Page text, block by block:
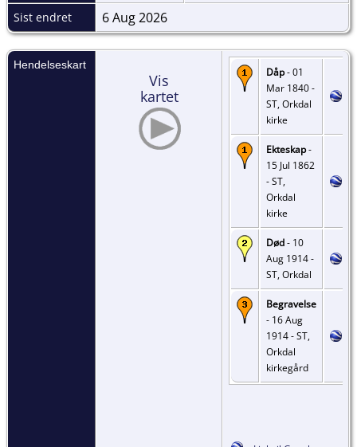
Sist endret 6 Aug 2026
Hendelseskart
Vis
kartet
Dåp- 01
Mar 1840 -
ST, Orkdal
kirke
Ekteskap-
15 Jul 1862
- ST,
Orkdal
kirke
Død- 10
Aug 1914 -
ST, Orkdal
Begravelse
- 16 Aug
1914 - ST,
Orkdal
kirkegård